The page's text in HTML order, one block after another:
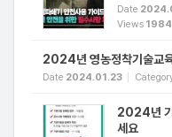
Date
Views 1984
2024년 영농정착기술교
Date 2024.01.23
2024년 기
세요